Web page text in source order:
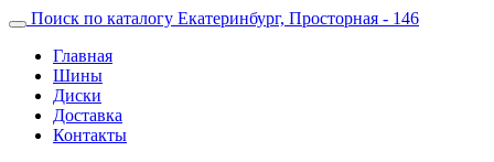
Поиск по каталогу Екатеринбург, Просторная - 146
Главная
Шины
Диски
Доставка
Контакты